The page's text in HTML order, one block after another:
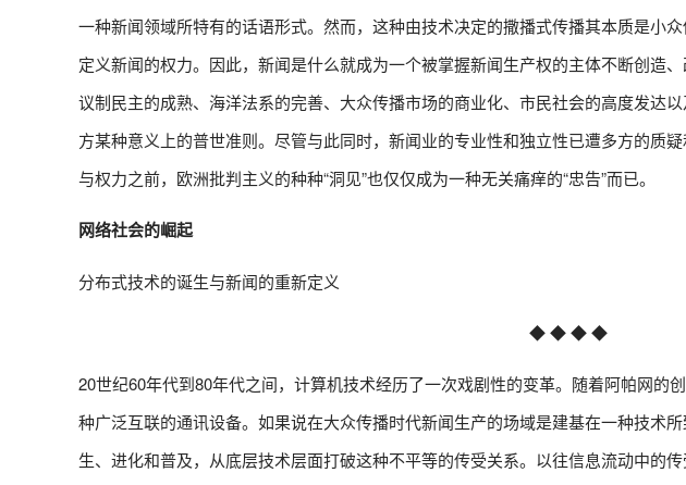
一种新闻领域所特有的话语形式。然而，这种由技术决定的撒播式传播其本质是小
定义新闻的权力。因此，新闻是什么就成为一个被掌握新闻生产权的主体不断创造
议制民主的成熟、海洋法系的完善、大众传播市场的商业化、市民社会的高度发达
方某种意义上的普世准则。尽管与此同时，新闻业的专业性和独立性已遭多方的质
与权力之前，欧洲批判主义的种种“洞见”也仅仅成为一种无关痛痒的“忠告”而已。
网络社会的崛起
分布式技术的诞生与新闻的重新定义
◆ ◆ ◆ ◆
20世纪60年代到80年代之间，计算机技术经历了一次戏剧性的变革。随着阿帕网的
种广泛互联的通讯设备。如果说在大众传播时代新闻生产的场域是建基在一种技术
生、进化和普及，从底层技术层面打破这种不平等的传受关系。以往信息流动中的